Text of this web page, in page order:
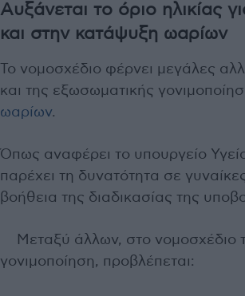
Αυξάνεται το όριο ηλικίας
και στην κατάψυξη ωαρίων
Το νομοσχέδιο φέρνει μεγάλες
και της εξωσωματικής
ωαρίων.
Όπως αναφέρει το υπουργείο
παρέχει τη δυνατότητα σε
βοήθεια της διαδικασίας της
Μεταξύ άλλων, στο νομοσχέδιο
γονιμοποίηση, προβλέπεται: